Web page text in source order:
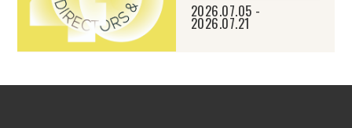
2026.07.05 -
2026.07.21